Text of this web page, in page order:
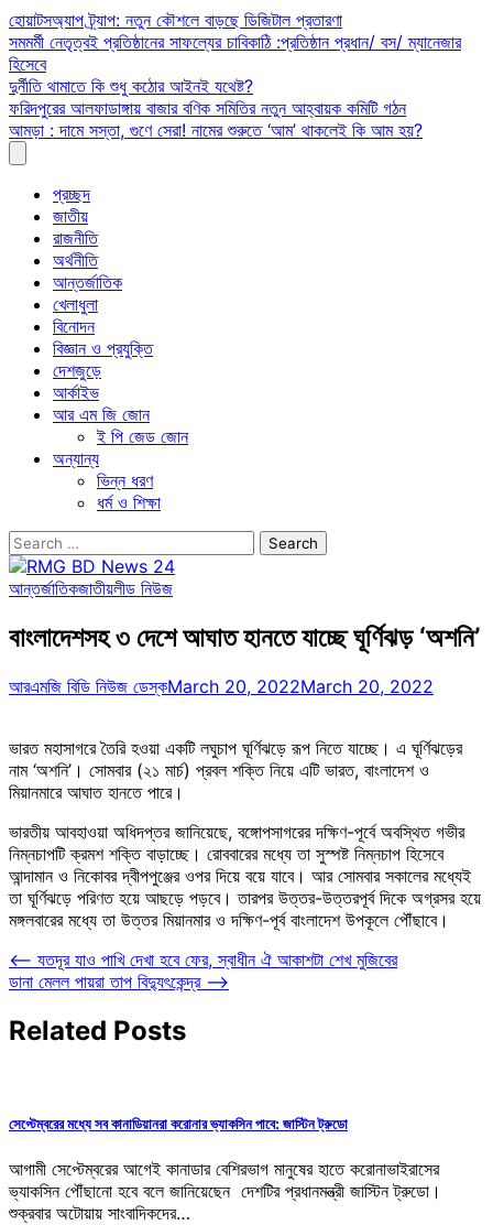
Skip
to
content
হোয়াটসঅ্যাপ ট্র্যাপ: নতুন কৌশলে বাড়ছে ডিজিটাল প্রতারণা
সমমর্মী নেতৃত্বই প্রতিষ্ঠানের সাফল্যের চাবিকাঠি :প্রতিষ্ঠান প্রধান/ বস/ ম্যানেজার
হিসেবে
দুর্নীতি থামাতে কি শুধু কঠোর আইনই যথেষ্ট?
ফরিদপুরের আলফাডাঙ্গায় বাজার বণিক সমিতির নতুন আহ্বায়ক কমিটি গঠন
আমড়া : দামে সস্তা, গুণে সেরা! নামের শুরুতে ‘আম’ থাকলেই কি আম হয়?
প্রচ্ছদ
জাতীয়
রাজনীতি
অর্থনীতি
আন্তর্জাতিক
খেলাধুলা
বিনোদন
বিজ্ঞান ও প্রযুক্তি
দেশজুড়ে
আর্কাইভ
আর এম জি জোন
ই পি জেড জোন
অন্যান্য
ভিন্ন ধরণ
ধর্ম ও শিক্ষা
Search
for:
আন্তর্জাতিকজাতীয়লীড নিউজ
বাংলাদেশসহ ৩ দেশে আঘাত হানতে যাচ্ছে ঘূর্ণিঝড় ‘অশনি’
আরএমজি বিডি নিউজ ডেস্কMarch 20, 2022March 20, 2022
ভারত মহাসাগরে তৈরি হওয়া একটি লঘুচাপ ঘূর্ণিঝড়ে রূপ নিতে যাচ্ছে। এ ঘূর্ণিঝড়ের
নাম ‘অশনি’। সোমবার (২১ মার্চ) প্রবল শক্তি নিয়ে এটি ভারত, বাংলাদেশ ও
মিয়ানমারে আঘাত হানতে পারে।
ভারতীয় আবহাওয়া অধিদপ্তর জানিয়েছে, বঙ্গোপসাগরের দক্ষিণ-পূর্বে অবস্থিত গভীর
নিম্নচাপটি ক্রমশ শক্তি বাড়াচ্ছে। রোববারের মধ্যে তা সুস্পষ্ট নিম্নচাপ হিসেবে
আন্দামান ও নিকোবর দ্বীপপুঞ্জের ওপর দিয়ে বয়ে যাবে। আর সোমবার সকালের মধ্যেই
তা ঘূর্ণিঝড়ে পরিণত হয়ে আছড়ে পড়বে। তারপর উত্তর-উত্তরপূর্ব দিকে অগ্রসর হয়ে
মঙ্গলবারের মধ্যে তা উত্তর মিয়ানমার ও দক্ষিণ-পূর্ব বাংলাদেশ উপকূলে পৌঁছাবে।
Post
navigation
⟵ যতদূর যাও পাখি দেখা হবে ফের, স্বাধীন ঐ আকাশটা শেখ মুজিবের
ডানা মেলল পায়রা তাপ বিদ্যুৎকেন্দ্র ⟶
Related Posts
সেপ্টেম্বরের মধ্যে সব কানাডিয়ানরা করোনার ভ্যাকসিন পাবে: জাস্টিন ট্রুডো
আগামী সেপ্টেম্বরের আগেই কানাডার বেশিরভাগ মানুষের হাতে করোনাভাইরাসের
ভ্যাকসিন পৌঁছানো হবে বলে জানিয়েছেন দেশটির প্রধানমন্ত্রী জাস্টিন ট্রুডো।
শুক্রবার অটোয়ায় সাংবাদিকদের…